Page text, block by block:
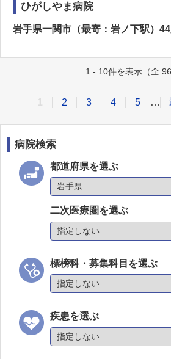
ひがしやま病院
岩手県一関市（最寄：岩ノ下駅）
1 - 10件を表示（全 96
2 3 4 5 …
病院検索
都道府県を選ぶ
二次医療圏を選ぶ
標榜科・募集科目を選ぶ
疾患を選ぶ